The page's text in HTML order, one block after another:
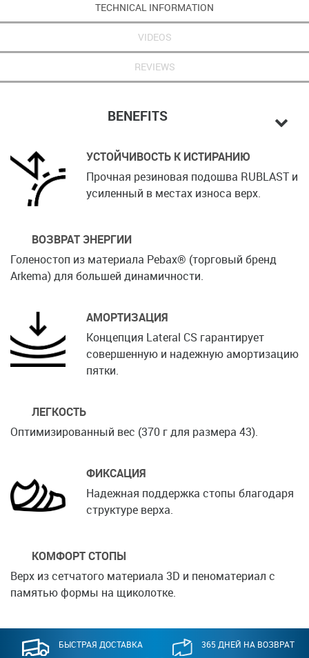
TECHNICAL INFORMATION
VIDEOS
REVIEWS
BENEFITS
УСТОЙЧИВОСТЬ К ИСТИРАНИЮ
Прочная резиновая подошва RUBLAST и
усиленный в местах износа верх.
ВОЗВРАТ ЭНЕРГИИ
Голеностоп из материала Pebax® (торговый бренд
Arkema) для большей динамичности.
АМОРТИЗАЦИЯ
Концепция Lateral CS гарантирует
совершенную и надежную амортизацию
пятки.
ЛЕГКОСТЬ
Оптимизированный вес (370 г для размера 43).
ФИКСАЦИЯ
Надежная поддержка стопы благодаря
структуре верха.
КОМФОРТ СТОПЫ
Верх из сетчатого материала 3D и пеноматериал с
памятью формы на щиколотке.
БЫСТРАЯ ДОСТАВКА 365 ДНЕЙ НА ВОЗВРАТ